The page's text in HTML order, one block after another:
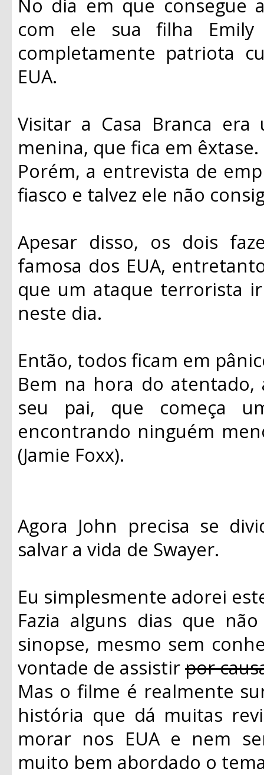
No dia em que consegue
com ele sua filha Emily
completamente patriota
EUA.
Visitar a Casa Branca
menina, que fica em êxtase.
Porém, a entrevista de
fiasco e talvez ele não
Apesar disso, os dois
famosa dos EUA,
que um ataque terrorista
neste dia.
Então, todos ficam em
Bem na hora do
seu pai, que começa
encontrando ninguém
(Jamie Foxx).
Agora John precisa se
salvar a vida de Swayer.
Eu simplesmente adorei
Fazia alguns dias que
sinopse, mesmo sem
vontade de assistirpor
Mas o filme é realmente
história que dá muitas
morar nos EUA e nem
muito bem abordado o